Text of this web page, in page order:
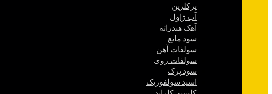
پرکلرین
آب ژاول
آهک هیدراته
سود مایع
سولفات آهن
سولفات روی
سود پرک
اسید سولفوریک